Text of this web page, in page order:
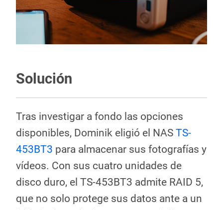
Solución
Tras investigar a fondo las opciones
disponibles, Dominik eligió el NAS TS-
453BT3 para almacenar sus fotografías y
vídeos. Con sus cuatro unidades de
disco duro, el TS-453BT3 admite RAID 5,
que no solo protege sus datos ante a un